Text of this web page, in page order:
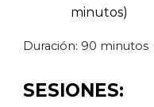
minutos)
Duración: 90 minutos
SESIONES: